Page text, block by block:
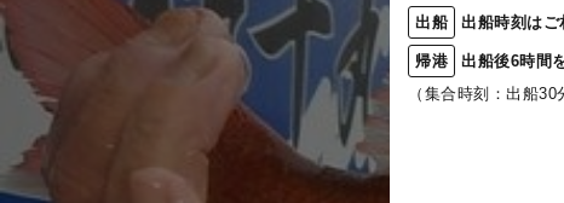
出船 出船時刻はご
帰港
出船後6時間
（集合時刻：出船30